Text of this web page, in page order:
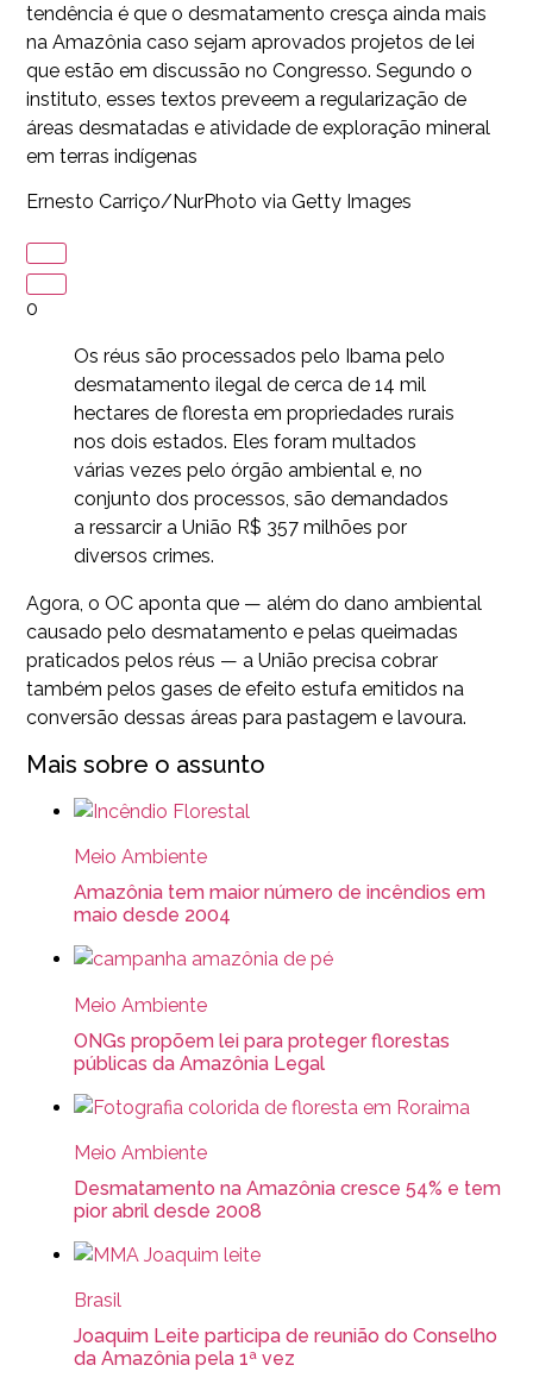
tendência é que o desmatamento cresça ainda mais
na Amazônia caso sejam aprovados projetos de lei
que estão em discussão no Congresso. Segundo o
instituto, esses textos preveem a regularização de
áreas desmatadas e atividade de exploração mineral
em terras indígenas
Ernesto Carriço/NurPhoto via Getty Images
0
Os réus são processados pelo Ibama pelo
desmatamento ilegal de cerca de 14 mil
hectares de floresta em propriedades rurais
nos dois estados. Eles foram multados
várias vezes pelo órgão ambiental e, no
conjunto dos processos, são demandados
a ressarcir a União R$ 357 milhões por
diversos crimes.
Agora, o OC aponta que — além do dano ambiental
causado pelo desmatamento e pelas queimadas
praticados pelos réus — a União precisa cobrar
também pelos gases de efeito estufa emitidos na
conversão dessas áreas para pastagem e lavoura.
Mais sobre o assunto
Meio Ambiente
Amazônia tem maior número de incêndios em
maio desde 2004
Meio Ambiente
ONGs propõem lei para proteger florestas
públicas da Amazônia Legal
Meio Ambiente
Desmatamento na Amazônia cresce 54% e tem
pior abril desde 2008
Brasil
Joaquim Leite participa de reunião do Conselho
da Amazônia pela 1ª vez